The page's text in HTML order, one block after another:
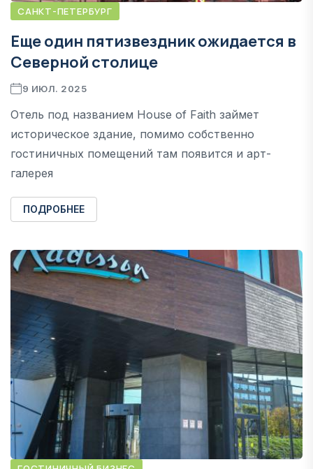
САНКТ-ПЕТЕРБУРГ
Еще один пятизвездник ожидается в
Северной столице
9 ИЮЛ. 2025
Отель под названием House of Faith займет
историческое здание, помимо собственно
гостиничных помещений там появится и арт-
галерея
ПОДРОБНЕЕ